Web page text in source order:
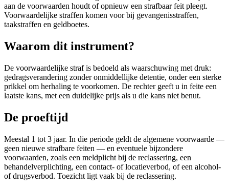
aan de voorwaarden houdt of opnieuw een strafbaar feit pleegt.
Voorwaardelijke straffen komen voor bij gevangenisstraffen,
taakstraffen en geldboetes.
Waarom dit instrument?
De voorwaardelijke straf is bedoeld als waarschuwing met druk:
gedragsverandering zonder onmiddellijke detentie, onder een sterke
prikkel om herhaling te voorkomen. De rechter geeft u in feite een
laatste kans, met een duidelijke prijs als u die kans niet benut.
De proeftijd
Meestal 1 tot 3 jaar. In die periode geldt de algemene voorwaarde —
geen nieuwe strafbare feiten — en eventuele bijzondere
voorwaarden, zoals een meldplicht bij de reclassering, een
behandelverplichting, een contact- of locatieverbod, of een alcohol-
of drugsverbod. Toezicht ligt vaak bij de reclassering.